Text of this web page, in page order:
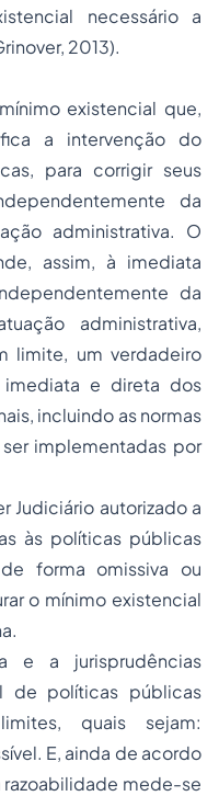
necessário a
2013).
existencial que,
a intervenção do
para corrigir seus
da
administrativa. O
assim, à imediata
da
administrativa,
limite, um verdadeiro
e direta dos
incluindo as normas
implementadas por
Judiciário autorizado a
às políticas públicas
forma omissiva ou
o mínimo existencial
e a jurisprudências
de políticas públicas
quais sejam:
E, ainda de acordo
razoabilidade mede-se